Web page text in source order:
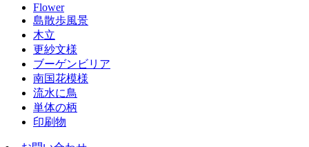
Flower
島散歩風景
木立
更紗文様
ブーゲンビリア
南国花模様
流水に鳥
単体の柄
印刷物